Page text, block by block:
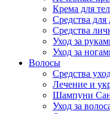
Крема для
Средства для
Средства
Уход за
Уход за
Волосы
Средства
Лечение и
Шампуни
Уход за